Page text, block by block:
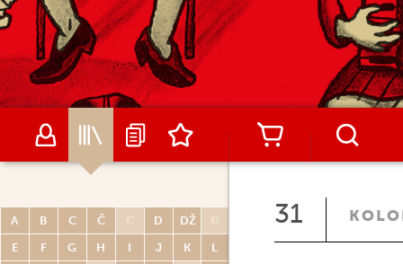
A B C Č Ć D DŽ
Đ
E
F G H I J K
L
31